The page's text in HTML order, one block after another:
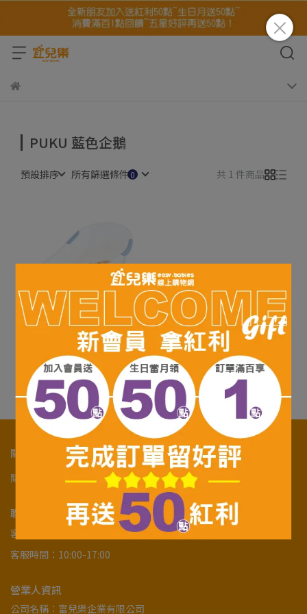
PUKU 藍色企鵝
預設排序 所有篩選條件 共 1 件商品
PUKU 藍色企鵝 抗菌浴盆
NT$580
已售完
關於我們
關於我們 購物須知 隱私政策及服務條款 幫助中心
聯絡資訊
客服專線：07-5918471
客服時間：10:00-17:00
營業人資訊
公司名稱：富兒樂企業有限公司